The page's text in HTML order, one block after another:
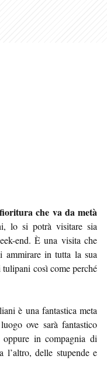
che va da metà
lo si potrà visitare sia
end. È una visita che
ammirare in tutta la sua
così come perché
è una fantastica meta
ove sarà fantastico
in compagnia di
l’altro, delle stupende e